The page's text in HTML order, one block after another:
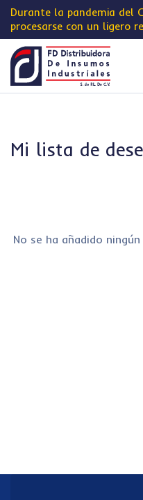
Durante la pandemia del
procesarse con un ligero
Mi lista de
No se ha añadido